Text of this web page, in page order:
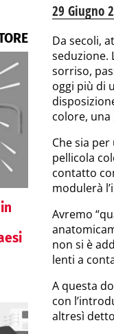
29 Giugno
Da secoli,
seduzione.
sorriso,
oggi più di
colore,
Che sia
pellicola
contatto
modulerà
Avremo
non si è
lenti a
A questa
con
altresì